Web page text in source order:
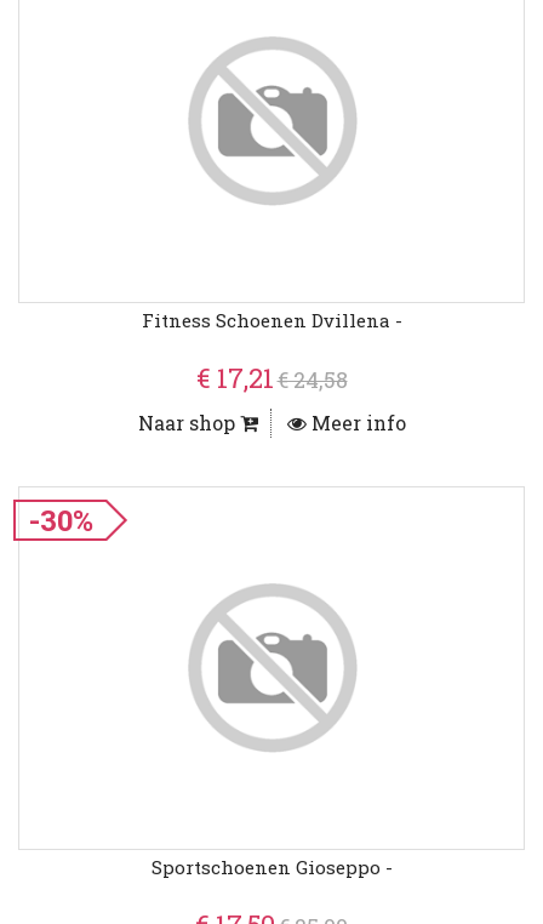
Fitness Schoenen Dvillena -
€ 17,21€ 24,58
Naar shop Meer info
-30%
Sportschoenen Gioseppo -